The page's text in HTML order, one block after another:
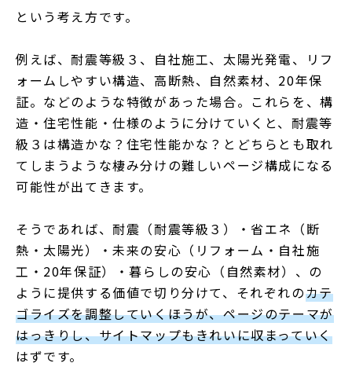
という考え方です。
例えば、耐震等級３、自社施工、太陽光発電、リフ
ォームしやすい構造、高断熱、自然素材、20年保
証。などのような特徴があった場合。これらを、構
造・住宅性能・仕様のように分けていくと、耐震等
級３は構造かな？住宅性能かな？とどちらとも取れ
てしまうような棲み分けの難しいページ構成になる
可能性が出てきます。
そうであれば、耐震（耐震等級３）・省エネ（断
熱・太陽光）・未来の安心（リフォーム・自社施
工・20年保証）・暮らしの安心（自然素材）、の
ように提供する価値で切り分けて、それぞれのカテ
ゴライズを調整していくほうが、ページのテーマが
はっきりし、サイトマップもきれいに収まっていく
はずです。